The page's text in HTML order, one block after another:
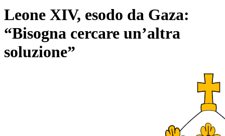
Leone XIV, esodo da Gaza:
“Bisogna cercare un’altra
soluzione”